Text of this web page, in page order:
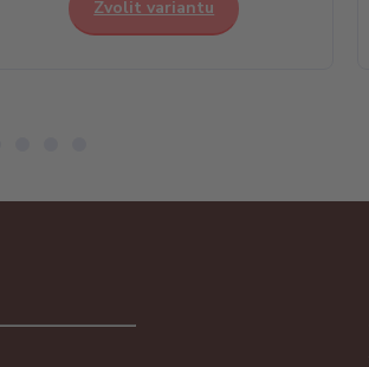
Zvolit variantu